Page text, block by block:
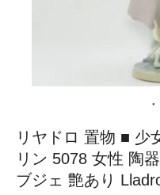
リヤドロ 置物 ■ 少
リン 5078 女性 陶
ブジェ 艶あり